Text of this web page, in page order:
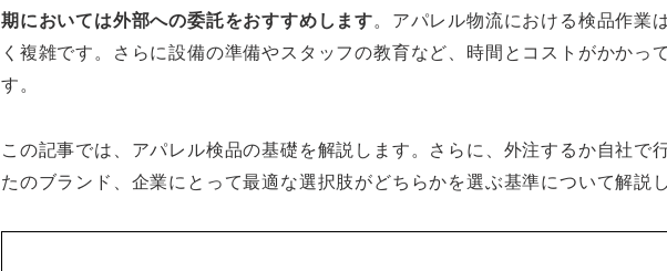
期においては外部への委託をおすすめします。アパレル物流における検品作業
く複雑です。さらに設備の準備やスタッフの教育など、時間とコストがかかっ
す。
この記事では、アパレル検品の基礎を解説します。さらに、外注するか自社で
たのブランド、企業にとって最適な選択肢がどちらかを選ぶ基準について解説